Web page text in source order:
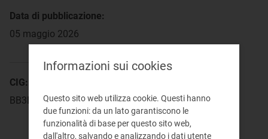
Data di pubblicazione:
05 maggio 2026
CIG:
BB3E77A023
Informazioni sui cookies
Questo sito web utilizza cookie. Questi hanno
due funzioni: da un lato garantiscono le
funzionalità di base per questo sito web,
dall'altro, salvando e analizzando i dati utente